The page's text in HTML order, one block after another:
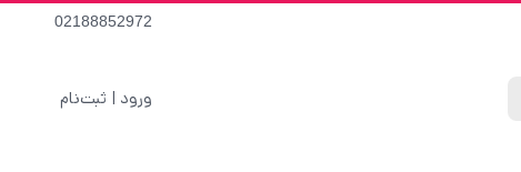
02188852972
ورود | ثبت‌نام